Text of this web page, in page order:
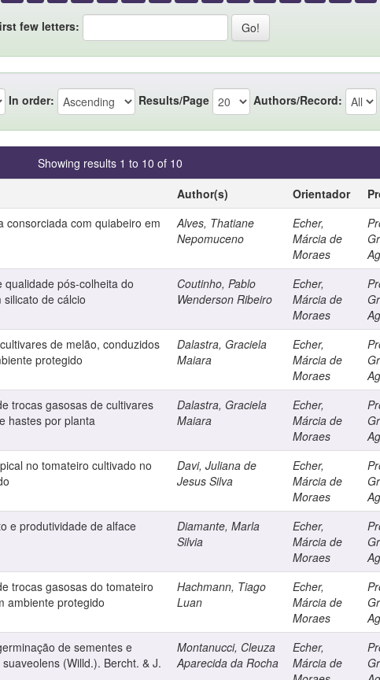
few letters:
In order: Results/Page Authors/Record:
Showing results 1 to 10 of 10
Author(s) Orientador
consorciada com quiabeiro em
Alves, Thatiane
Nepomuceno
Echer,
Márcia de
Moraes
pós-colheita do
de cálcio
Coutinho, Pablo
Wenderson Ribeiro
Echer,
Márcia de
Moraes
de melão, conduzidos
protegido
Dalastra, Graciela
Maiara
Echer,
Márcia de
Moraes
trocas gasosas de cultivares
hastes por planta
Dalastra, Graciela
Maiara
Echer,
Márcia de
Moraes
no tomateiro cultivado no
Davi, Juliana de
Jesus Silva
Echer,
Márcia de
Moraes
e produtividade de alface
Diamante, Marla
Silvia
Echer,
Márcia de
Moraes
trocas gasosas do tomateiro
ambiente protegido
Hachmann, Tiago
Luan
Echer,
Márcia de
Moraes
de sementes e
(Willd.). Bercht. & J.
Montanucci, Cleuza
Aparecida da Rocha
Echer,
Márcia de